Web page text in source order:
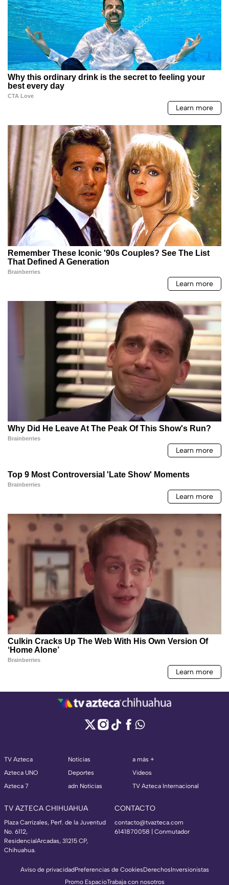
TV Azteca
Azteca UNO
Azteca 7
Noticias
Deportes
adn Noticias
a más +
Videos
TV Azteca Internacional
TV AZTECA CHIHUAHUA
Plaza Carrizales, Perf. de la Juventud
No. 6112,
ResidencialArcadas, 31215 CP,
Chihuahua.
CONTACTO
contacto@tvazteca.com
6141870058 | Conmutador
Aviso de privacidadPreferencias de CookiesDerechosInversionistas
Promo EspacioTrabaja con nosotros